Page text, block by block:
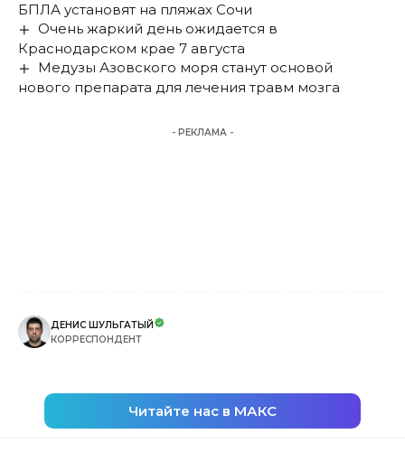
БПЛА установят на пляжах Сочи
Очень жаркий день ожидается в
Краснодарском крае 7 августа
Медузы Азовского моря станут основой
нового препарата для лечения травм мозга
- РЕКЛАМА -
ДЕНИС ШУЛЬГАТЫЙ
КОРРЕСПОНДЕНТ
Читайте нас в МАКС